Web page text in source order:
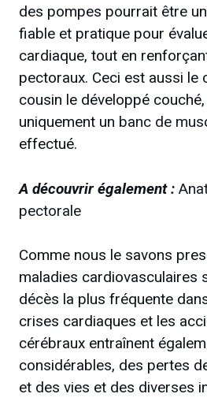
des pompes pourrait être
fiable et pratique pour
cardiaque, tout en
pectoraux. Ceci est aussi le
cousin le développé
uniquement un banc de
effectué.
A découvrir également :
pectorale
Comme nous le savons
maladies cardiovasculaires
décès la plus fréquente
crises cardiaques et les
cérébraux entraînent
considérables, des pertes
et des vies et des diverses